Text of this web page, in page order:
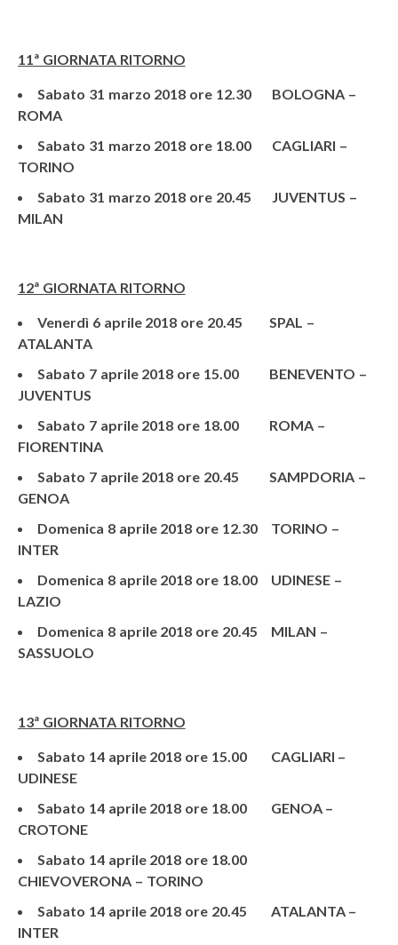
11ª GIORNATA RITORNO
Sabato 31 marzo 2018 ore 12.30 BOLOGNA –
ROMA
Sabato 31 marzo 2018 ore 18.00 CAGLIARI –
TORINO
Sabato 31 marzo 2018 ore 20.45 JUVENTUS –
MILAN
12ª GIORNATA RITORNO
Venerdì 6 aprile 2018 ore 20.45 SPAL –
ATALANTA
Sabato 7 aprile 2018 ore 15.00 BENEVENTO –
JUVENTUS
Sabato 7 aprile 2018 ore 18.00 ROMA –
FIORENTINA
Sabato 7 aprile 2018 ore 20.45 SAMPDORIA –
GENOA
Domenica 8 aprile 2018 ore 12.30 TORINO –
INTER
Domenica 8 aprile 2018 ore 18.00 UDINESE –
LAZIO
Domenica 8 aprile 2018 ore 20.45 MILAN –
SASSUOLO
13ª GIORNATA RITORNO
Sabato 14 aprile 2018 ore 15.00 CAGLIARI –
UDINESE
Sabato 14 aprile 2018 ore 18.00 GENOA –
CROTONE
Sabato 14 aprile 2018 ore 18.00
CHIEVOVERONA – TORINO
Sabato 14 aprile 2018 ore 20.45 ATALANTA –
INTER